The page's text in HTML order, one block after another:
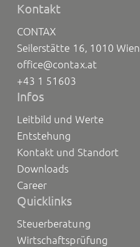
Kontakt
CONTAX
Seilerstätte 16, 1010 Wien
office@contax.at
+43 1 51603
Infos
Leitbild und Werte
Entstehung
Kontakt und Standort
Downloads
Career
Quicklinks
Steuerberatung
Wirtschaftsprüfung